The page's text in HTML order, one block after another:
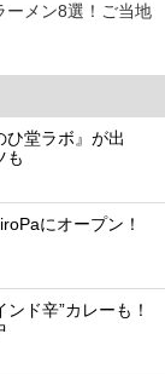
ーメン8選！ご当地
堂ラボ』が出
も
にオープン！
ド辛”カレーも！